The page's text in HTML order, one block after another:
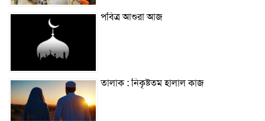
পবিত্র আশুরা আজ
তালাক : নিকৃষ্টতম হালাল কাজ